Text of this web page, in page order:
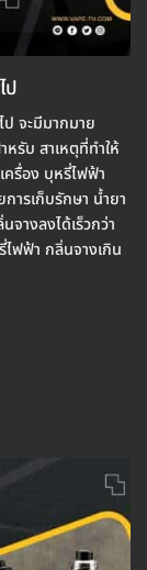
ป
จะมีมากมาย
หรับ สาเหตุที่ทำให้
ครื่อง บุหรี่ไฟฟ้า
ารเก็บรักษา น้ำยา
างลงได้เร็วกว่า
ฟฟ้า กลิ่นจางเกิน